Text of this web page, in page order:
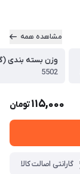
مشاهده همه
وزن بسته بندی
5502
115,000تومان
گارانتی اصالت کالا